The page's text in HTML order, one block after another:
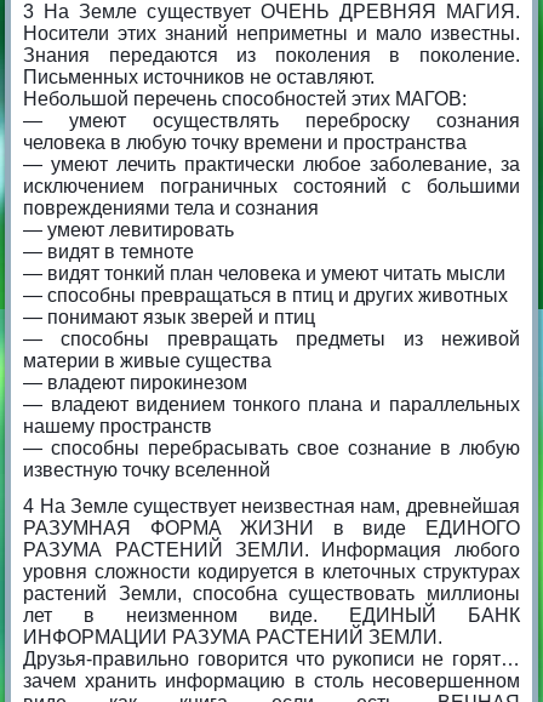
3 На Земле существует ОЧЕНЬ ДРЕВНЯЯ МАГИЯ.
Носители этих знаний неприметны и мало известны.
Знания передаются из поколения в поколение.
Письменных источников не оставляют.
Небольшой перечень способностей этих МАГОВ:
— умеют осуществлять переброску сознания
человека в любую точку времени и пространства
— умеют лечить практически любое заболевание, за
исключением пограничных состояний с большими
повреждениями тела и сознания
— умеют левитировать
— видят в темноте
— видят тонкий план человека и умеют читать мысли
— способны превращаться в птиц и других животных
— понимают язык зверей и птиц
— способны превращать предметы из неживой
материи в живые существа
— владеют пирокинезом
— владеют видением тонкого плана и параллельных
нашему пространств
— способны перебрасывать свое сознание в любую
известную точку вселенной
4 На Земле существует неизвестная нам, древнейшая
РАЗУМНАЯ ФОРМА ЖИЗНИ в виде ЕДИНОГО
РАЗУМА РАСТЕНИЙ ЗЕМЛИ. Информация любого
уровня сложности кодируется в клеточных структурах
растений Земли, способна существовать миллионы
лет в неизменном виде. ЕДИНЫЙ БАНК
ИНФОРМАЦИИ РАЗУМА РАСТЕНИЙ ЗЕМЛИ.
Друзья-правильно говорится что рукописи не горят…
зачем хранить информацию в столь несовершенном